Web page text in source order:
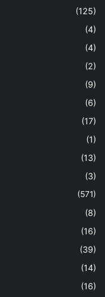
(125)
(4)
(4)
(2)
(9)
(6)
(17)
(1)
(13)
(3)
(571)
(8)
(16)
(39)
(14)
(16)